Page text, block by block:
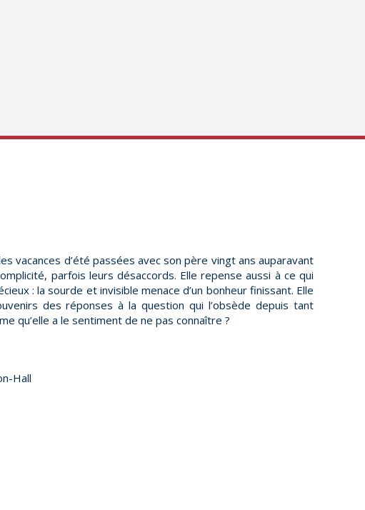
vacances d’été passées avec son père vingt ans auparavant
parfois leurs désaccords. Elle repense aussi à ce qui
: la sourde et invisible menace d’un bonheur finissant. Elle
des réponses à la question qui l’obsède depuis tant
qu’elle a le sentiment de ne pas connaître ?
Hall